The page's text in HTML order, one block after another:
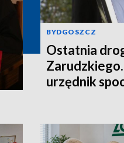
BYDGOSZCZ
Ostatnia
urzędnik